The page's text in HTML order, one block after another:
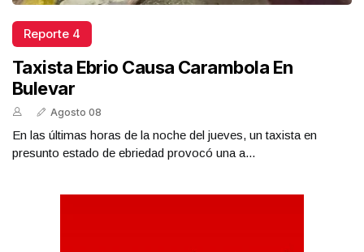
Reporte 4
Taxista Ebrio Causa Carambola En
Bulevar
Agosto 08
En las últimas horas de la noche del jueves, un taxista en
presunto estado de ebriedad provocó una a...